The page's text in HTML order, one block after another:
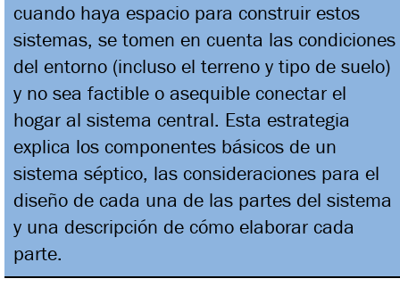
cuando haya espacio para construir estos
sistemas, se tomen en cuenta las condiciones
del entorno (incluso el terreno y tipo de suelo)
y no sea factible o asequible conectar el
hogar al sistema central. Esta estrategia
explica los componentes básicos de un
sistema séptico, las consideraciones para el
diseño de cada una de las partes del sistema
y una descripción de cómo elaborar cada
parte.